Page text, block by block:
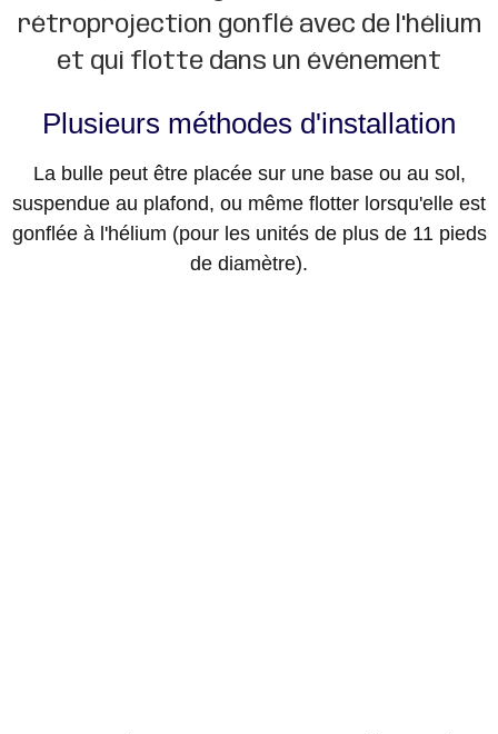
Plusieurs méthodes d'installation
La bulle peut être placée sur une base ou au sol,
suspendue au plafond, ou même flotter lorsqu'elle est
gonflée à l'hélium (pour les unités de plus de 11 pieds
de diamètre).